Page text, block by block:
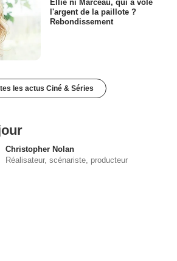
Ellie ni Marceau, qui a volé
l'argent de la paillote ?
Rebondissement
les actus Ciné & Séries
Christopher Nolan
Réalisateur, scénariste, producteur